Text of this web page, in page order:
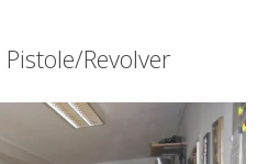
Revolver